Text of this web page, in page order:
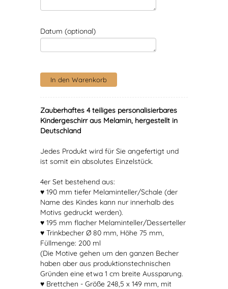
Datum (optional)
Zauberhaftes 4 teiliges personalisierbares
Kindergeschirr aus Melamin, hergestellt in
Deutschland
Jedes Produkt wird für Sie angefertigt und
ist somit ein absolutes Einzelstück.
4er Set bestehend aus:
♥ 190 mm tiefer Melaminteller/Schale (der
Name des Kindes kann nur innerhalb des
Motivs gedruckt werden).
♥ 195 mm flacher Melaminteller/Desserteller
♥ Trinkbecher Ø 80 mm, Höhe 75 mm,
Füllmenge: 200 ml
(Die Motive gehen um den ganzen Becher
haben aber aus produktionstechnischen
Gründen eine etwa 1 cm breite Aussparung.
♥ Brettchen - Größe 248,5 x 149 mm, mit